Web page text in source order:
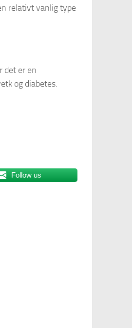
relativt vanlig type
det er en
og diabetes.
Follow us